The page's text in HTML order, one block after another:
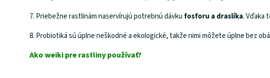
7. Priebežne rastlinám naservírujú potrebnú dávku fosforu a draslíka. Vďaka
8. Probiotiká sú úplne neškodné a ekologické, takže nimi môžete úplne bez
Ako weiki pre rastliny používať?